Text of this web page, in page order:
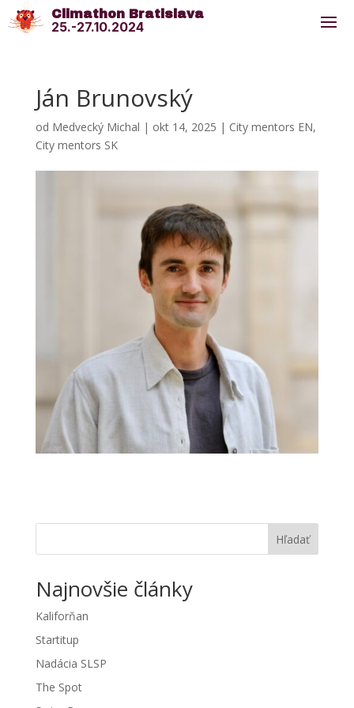
Climathon Bratislava
25.-27.10.2024
Ján Brunovský
od Medvecký Michal | okt 14, 2025 | City mentors EN,
City mentors SK
Hľadať
Najnovšie články
Kaliforňan
Startitup
Nadácia SLSP
The Spot